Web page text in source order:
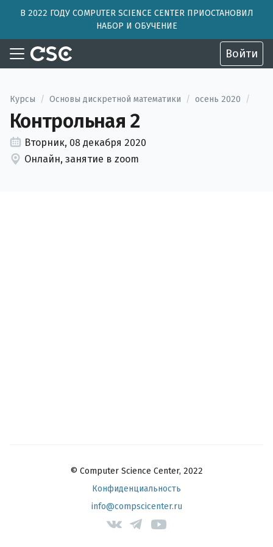
В 2022 ГОДУ COMPUTER SCIENCE CENTER ПРИОСТАНОВИЛ
НАБОР И ОБУЧЕНИЕ
Войти
Курсы / Основы дискретной математики / осень 2020 /
Контрольная 2
Вторник, 08 декабря 2020
Онлайн, занятие в zoom
© Computer Science Center, 2022
Конфиденциальность
info@compscicenter.ru